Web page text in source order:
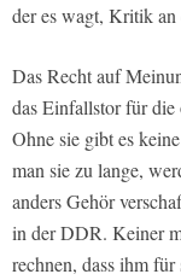
der es wagt, Kritik an
Das Recht auf
das Einfallstor für
Ohne sie gibt es
man sie zu lange,
anders Gehör
in der DDR. Keiner
rechnen, dass ihm